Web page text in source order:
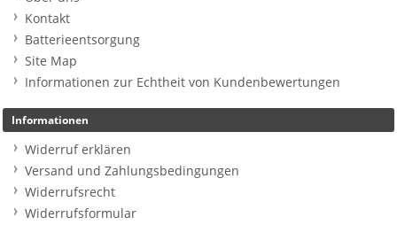
Kontakt
Batterieentsorgung
Site Map
Informationen zur Echtheit von Kundenbewertungen
Informationen
Widerruf erklären
Versand und Zahlungsbedingungen
Widerrufsrecht
Widerrufsformular